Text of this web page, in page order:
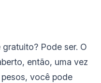
Pode ser. O
então, uma vez
você pode